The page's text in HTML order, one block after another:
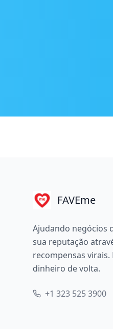
FAVEme
Ajudando negócios
sua reputação
recompensas
dinheiro de volta.
+1 323 525 3900